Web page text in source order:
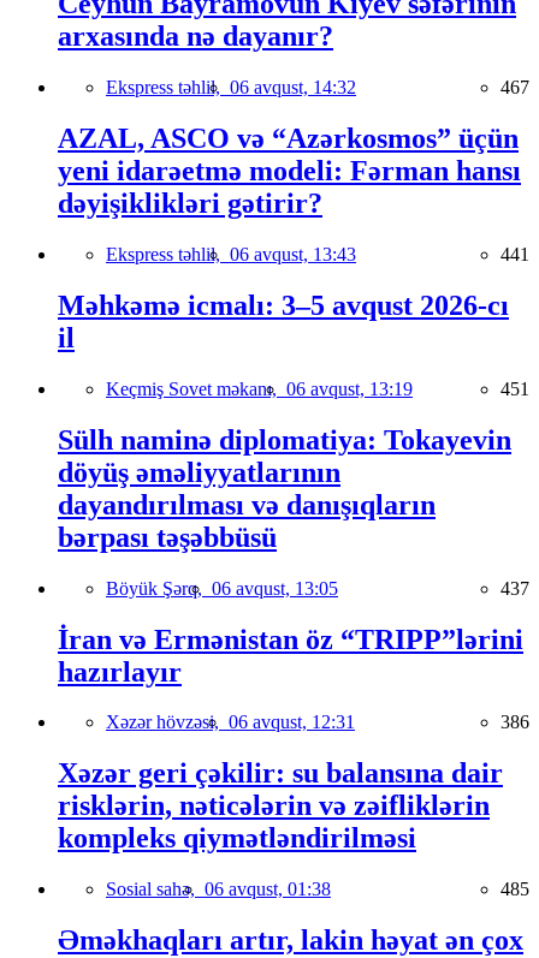
arxasında nə dayanır?
Ekspress təhlil, 06 avqust, 14:32 467
AZAL, ASCO və “Azərkosmos” üçün
yeni idarəetmə modeli: Fərman hansı
dəyişiklikləri gətirir?
Ekspress təhlil, 06 avqust, 13:43 441
Məhkəmə icmalı: 3–5 avqust 2026-cı
il
Keçmiş Sovet məkanı, 06 avqust, 13:19 451
Sülh naminə diplomatiya: Tokayevin
döyüş əməliyyatlarının
dayandırılması və danışıqların
bərpası təşəbbüsü
Böyük Şərq, 06 avqust, 13:05 437
İran və Ermənistan öz “TRIPP”lərini
hazırlayır
Xəzər hövzəsi, 06 avqust, 12:31 386
Xəzər geri çəkilir: su balansına dair
risklərin, nəticələrin və zəifliklərin
kompleks qiymətləndirilməsi
Sosial sahə, 06 avqust, 01:38 485
Əməkhaqları artır, lakin həyat ən çox